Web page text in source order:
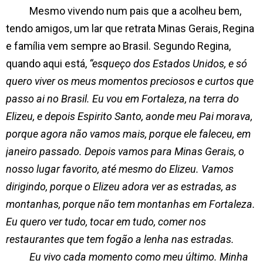
Mesmo vivendo num pais que a acolheu bem,
tendo amigos, um lar que retrata Minas Gerais, Regina
e família vem sempre ao Brasil. Segundo Regina,
quando aqui está, “esqueço dos Estados Unidos, e só
quero viver os meus momentos preciosos e curtos que
passo ai no Brasil. Eu vou em Fortaleza, na terra do
Elizeu, e depois Espirito Santo, aonde meu Pai morava,
porque agora não vamos mais, porque ele faleceu, em
janeiro passado. Depois vamos para Minas Gerais, o
nosso lugar favorito, até mesmo do Elizeu. Vamos
dirigindo, porque o Elizeu adora ver as estradas, as
montanhas, porque não tem montanhas em Fortaleza.
Eu quero ver tudo, tocar em tudo, comer nos
restaurantes que tem fogão a lenha nas estradas.
Eu vivo cada momento como meu último. Minha